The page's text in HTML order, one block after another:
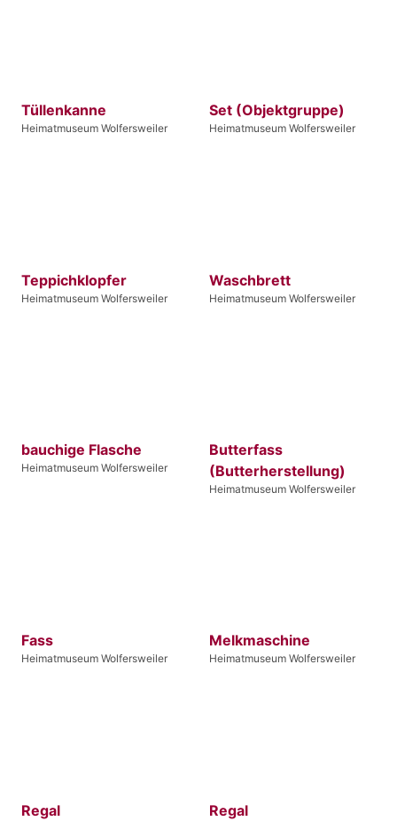
Tüllenkanne
Heimatmuseum Wolfersweiler
Set (Objektgruppe)
Heimatmuseum Wolfersweiler
Teppichklopfer
Heimatmuseum Wolfersweiler
Waschbrett
Heimatmuseum Wolfersweiler
bauchige Flasche
Heimatmuseum Wolfersweiler
Butterfass
(Butterherstellung)
Heimatmuseum Wolfersweiler
Fass
Heimatmuseum Wolfersweiler
Melkmaschine
Heimatmuseum Wolfersweiler
Regal Regal